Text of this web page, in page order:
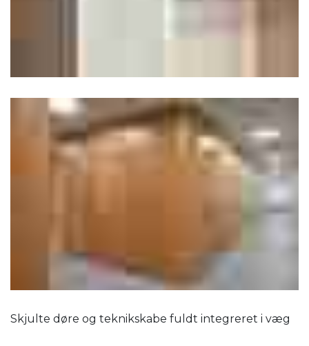
Skjulte døre og teknikskabe fuldt integreret i væg